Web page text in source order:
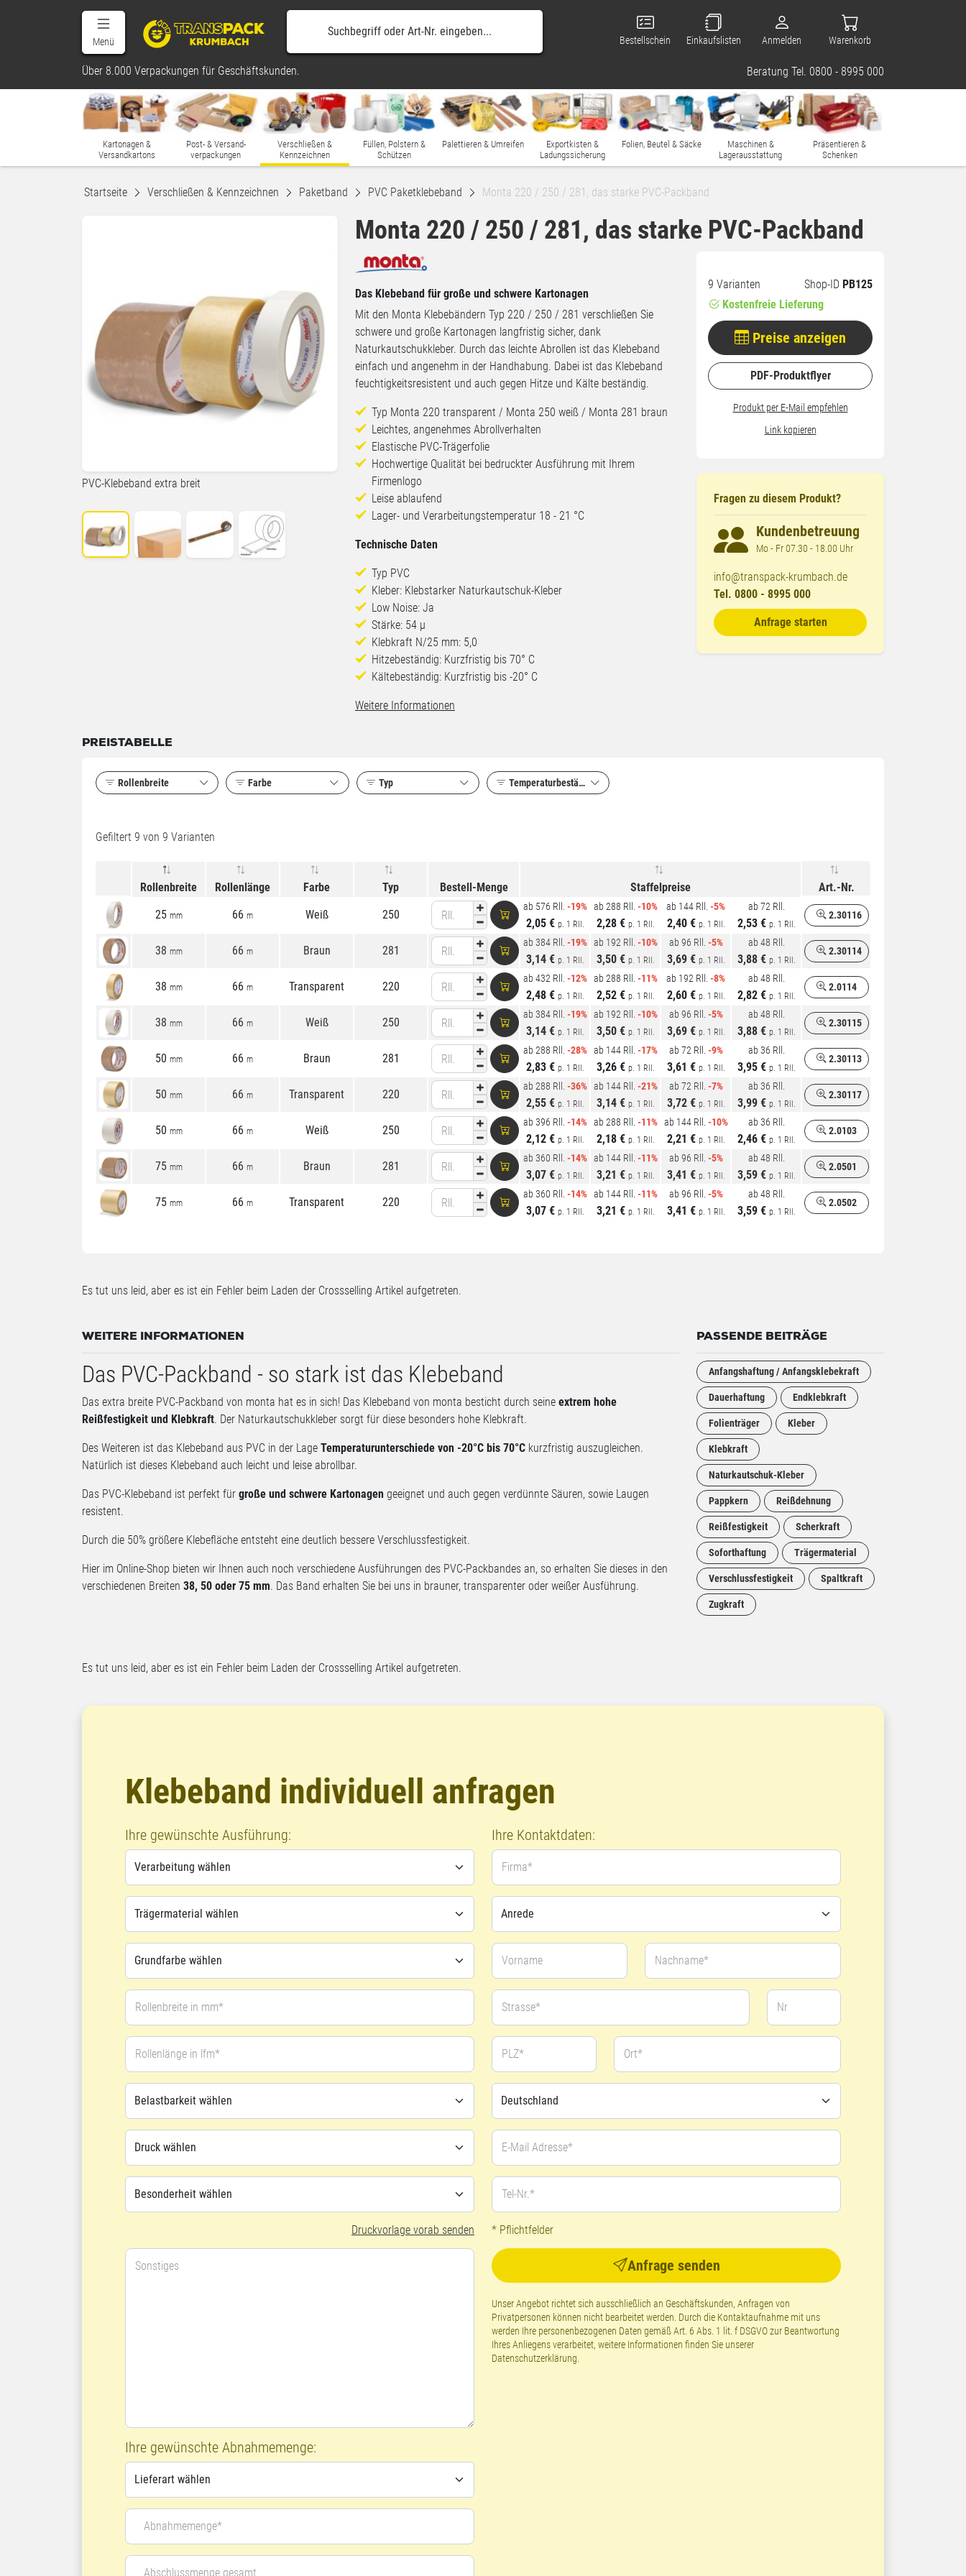
Menü Bestellschein Einkaufslisten Anmelden Warenkorb
Über 8.000 Verpackungen für Geschäftskunden. Beratung Tel. 0800 - 8995 000
Kartonagen &
Versandkartons
Post- & Versand-
verpackungen
Verschließen &
Kennzeichnen
Füllen, Polstern &
Schützen
Palettieren & Umreifen
Exportkisten &
Ladungssicherung
Folien, Beutel & Säcke
Maschinen &
Lagerausstattung
Präsentieren &
Schenken
Startseite Verschließen & Kennzeichnen Paketband PVC Paketklebeband Monta 220 / 250 / 281, das starke PVC-Packband
Monta 220 / 250 / 281, das starke PVC-Packband
PVC-Klebeband extra breit
9 Varianten Shop-ID PB125
Kostenfreie Lieferung
Preise anzeigen
PDF-Produktflyer
Produkt per E-Mail empfehlen
Link kopieren
Fragen zu diesem Produkt?
Kundenbetreuung
Mo - Fr 07.30 - 18.00 Uhr
info@transpack-krumbach.de
Tel. 0800 - 8995 000
Anfrage starten
Das Klebeband für große und schwere Kartonagen
Mit den Monta Klebebändern Typ 220 / 250 / 281 verschließen Sie
schwere und große Kartonagen langfristig sicher, dank
Naturkautschukkleber. Durch das leichte Abrollen ist das Klebeband
einfach und angenehm in der Handhabung. Dabei ist das Klebeband
feuchtigkeitsresistent und auch gegen Hitze und Kälte beständig.
Typ Monta 220 transparent / Monta 250 weiß / Monta 281 braun
Leichtes, angenehmes Abrollverhalten
Elastische PVC-Trägerfolie
Hochwertige Qualität bei bedruckter Ausführung mit Ihrem
Firmenlogo
Leise ablaufend
Lager- und Verarbeitungstemperatur 18 - 21 °C
Technische Daten
Typ PVC
Kleber: Klebstarker Naturkautschuk-Kleber
Low Noise: Ja
Stärke: 54 µ
Klebkraft N/25 mm: 5,0
Hitzebeständig: Kurzfristig bis 70° C
Kältebeständig: Kurzfristig bis -20° C
Weitere Informationen
PREISTABELLE
Rollenbreite Farbe Typ Temperaturbeständigkeit
Gefiltert 9 von 9 Varianten
Rollenbreite Rollenlänge Farbe Typ Bestell-Menge Staffelpreise
Art.-Nr.
25 mm 66 m Weiß 250 Rll.
ab 576 Rll. -19%
2,05 € p. 1 Rll.
ab 288 Rll. -10%
2,28 € p. 1 Rll.
ab 144 Rll. -5%
2,40 € p. 1 Rll.
ab 72 Rll.
2,53 € p. 1 Rll.
2.30116
38 mm 66 m Braun 281 Rll.
ab 384 Rll. -19%
3,14 € p. 1 Rll.
ab 192 Rll. -10%
3,50 € p. 1 Rll.
ab 96 Rll. -5%
3,69 € p. 1 Rll.
ab 48 Rll.
3,88 € p. 1 Rll.
2.30114
38 mm 66 m Transparent 220 Rll.
ab 432 Rll. -12%
2,48 € p. 1 Rll.
ab 288 Rll. -11%
2,52 € p. 1 Rll.
ab 192 Rll. -8%
2,60 € p. 1 Rll.
ab 48 Rll.
2,82 € p. 1 Rll.
2.0114
38 mm 66 m Weiß 250 Rll.
ab 384 Rll. -19%
3,14 € p. 1 Rll.
ab 192 Rll. -10%
3,50 € p. 1 Rll.
ab 96 Rll. -5%
3,69 € p. 1 Rll.
ab 48 Rll.
3,88 € p. 1 Rll.
2.30115
50 mm 66 m Braun 281 Rll.
ab 288 Rll. -28%
2,83 € p. 1 Rll.
ab 144 Rll. -17%
3,26 € p. 1 Rll.
ab 72 Rll. -9%
3,61 € p. 1 Rll.
ab 36 Rll.
3,95 € p. 1 Rll.
2.30113
50 mm 66 m Transparent 220 Rll.
ab 288 Rll. -36%
2,55 € p. 1 Rll.
ab 144 Rll. -21%
3,14 € p. 1 Rll.
ab 72 Rll. -7%
3,72 € p. 1 Rll.
ab 36 Rll.
3,99 € p. 1 Rll.
2.30117
50 mm 66 m Weiß 250 Rll.
ab 396 Rll. -14%
2,12 € p. 1 Rll.
ab 288 Rll. -11%
2,18 € p. 1 Rll.
ab 144 Rll. -10%
2,21 € p. 1 Rll.
ab 36 Rll.
2,46 € p. 1 Rll.
2.0103
75 mm 66 m Braun 281 Rll.
ab 360 Rll. -14%
3,07 € p. 1 Rll.
ab 144 Rll. -11%
3,21 € p. 1 Rll.
ab 96 Rll. -5%
3,41 € p. 1 Rll.
ab 48 Rll.
3,59 € p. 1 Rll.
2.0501
75 mm 66 m Transparent 220 Rll.
ab 360 Rll. -14%
3,07 € p. 1 Rll.
ab 144 Rll. -11%
3,21 € p. 1 Rll.
ab 96 Rll. -5%
3,41 € p. 1 Rll.
ab 48 Rll.
3,59 € p. 1 Rll.
2.0502
Es tut uns leid, aber es ist ein Fehler beim Laden der Crossselling Artikel aufgetreten.
WEITERE INFORMATIONEN
Das PVC-Packband - so stark ist das Klebeband
Das extra breite PVC-Packband von monta hat es in sich! Das Klebeband von monta besticht durch seine extrem hohe
Reißfestigkeit und Klebkraft. Der Naturkautschukkleber sorgt für diese besonders hohe Klebkraft.
Des Weiteren ist das Klebeband aus PVC in der Lage Temperaturunterschiede von -20°C bis 70°C kurzfristig auszugleichen.
Natürlich ist dieses Klebeband auch leicht und leise abrollbar.
Das PVC-Klebeband ist perfekt für große und schwere Kartonagen geeignet und auch gegen verdünnte Säuren, sowie Laugen
resistent.
Durch die 50% größere Klebefläche entsteht eine deutlich bessere Verschlussfestigkeit.
Hier im Online-Shop bieten wir Ihnen auch noch verschiedene Ausführungen des PVC-Packbandes an, so erhalten Sie dieses in den
verschiedenen Breiten 38, 50 oder 75 mm. Das Band erhalten Sie bei uns in brauner, transparenter oder weißer Ausführung.
PASSENDE BEITRÄGE
Anfangshaftung / Anfangsklebekraft
Dauerhaftung Endklebkraft
Folienträger Kleber
Klebkraft
Naturkautschuk-Kleber
Pappkern Reißdehnung
Reißfestigkeit Scherkraft
Soforthaftung Trägermaterial
Verschlussfestigkeit Spaltkraft
Zugkraft
Es tut uns leid, aber es ist ein Fehler beim Laden der Crossselling Artikel aufgetreten.
Klebeband individuell anfragen
Ihre gewünschte Ausführung:
Rollenbreite in mm*
Rollenlänge in lfm*
Druckvorlage vorab senden
Sonstiges
Ihre gewünschte Abnahmemenge:
Abnahmemenge*
Abschlussmenge gesamt
Ihre Kontaktdaten:
Firma*
Vorname Nachname*
Strasse* Nr
PLZ* Ort*
E-Mail Adresse*
Tel-Nr.*
* Pflichtfelder
Anfrage senden
Unser Angebot richtet sich ausschließlich an Geschäftskunden, Anfragen von
Privatpersonen können nicht bearbeitet werden. Durch die Kontaktaufnahme mit uns
werden Ihre personenbezogenen Daten gemäß Art. 6 Abs. 1 lit. f DSGVO zur Beantwortung
Ihres Anliegens verarbeitet, weitere Informationen finden Sie unserer
Datenschutzerklärung